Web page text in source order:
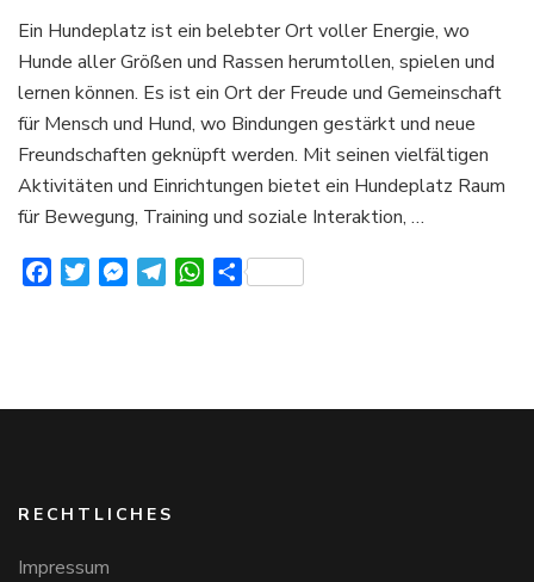
Ein Hundeplatz ist ein belebter Ort voller Energie, wo
Hunde aller Größen und Rassen herumtollen, spielen und
lernen können. Es ist ein Ort der Freude und Gemeinschaft
für Mensch und Hund, wo Bindungen gestärkt und neue
Freundschaften geknüpft werden. Mit seinen vielfältigen
Aktivitäten und Einrichtungen bietet ein Hundeplatz Raum
für Bewegung, Training und soziale Interaktion, …
FacebookTwitterMessenger
TelegramWhatsApp
Teilen
RECHTLICHES
Impressum